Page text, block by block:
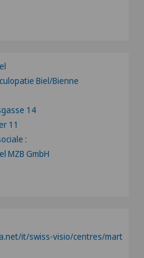
della spalla
Biel/Bienne
14
11
:
MZB GmbH
it/swiss-visio/centres/mart